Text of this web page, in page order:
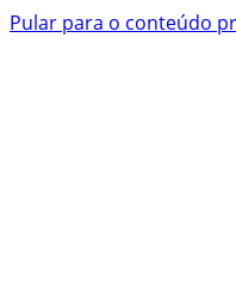
Pular para o conteúdo
Pesquisar